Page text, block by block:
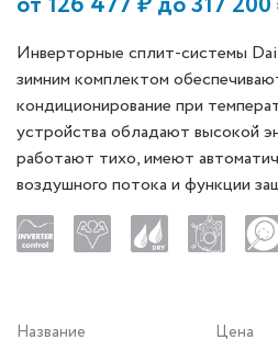
Инверторные сплит-системы
зимним комплектом
кондиционирование при
устройства обладают высокой
работают тихо, имеют
воздушного потока и функции
температур.
Название Цена